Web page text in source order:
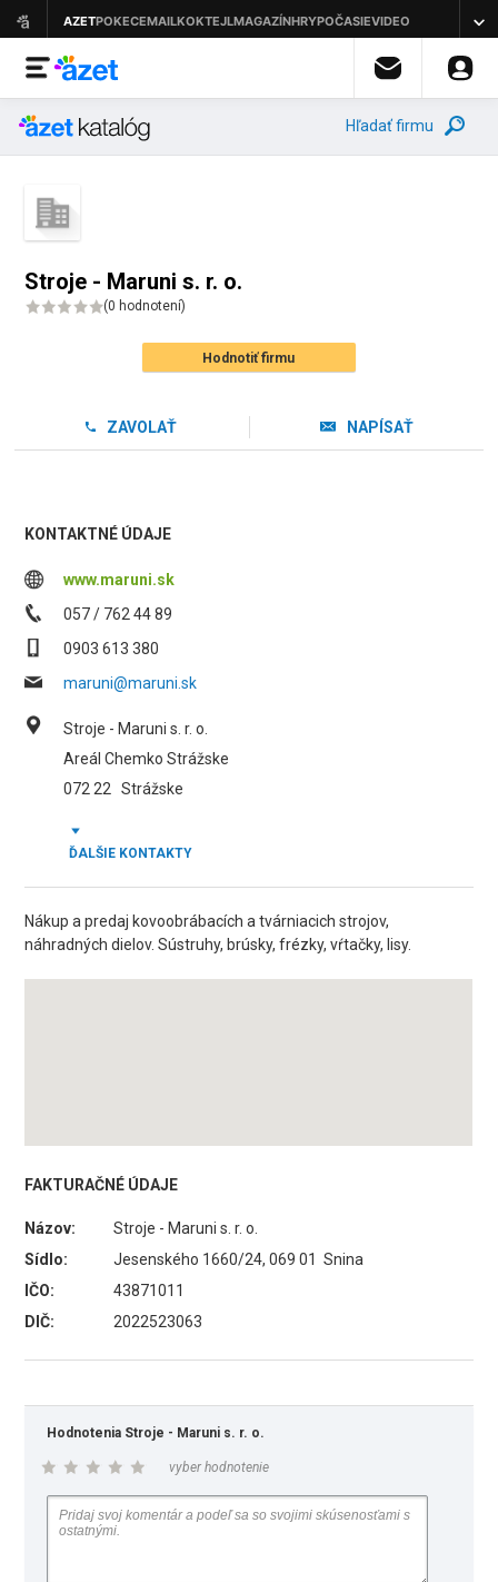
Hľadať firmu
Stroje - Maruni s. r. o.
(0 hodnotení)
Hodnotiť firmu
ZAVOLAŤ NAPÍSAŤ
KONTAKTNÉ ÚDAJE
www.maruni.sk
057 / 762 44 89
0903 613 380
maruni@maruni.sk
Stroje - Maruni s. r. o.
Areál Chemko Strážske
072 22
Strážske
ĎALŠIE KONTAKTY
Nákup a predaj kovoobrábacích a tvárniacich strojov,
náhradných dielov. Sústruhy, brúsky, frézky, vŕtačky, lisy.
FAKTURAČNÉ ÚDAJE
Názov:
Stroje - Maruni s. r. o.
Sídlo:
Jesenského 1660/24, 069 01 Snina
IČO:
43871011
DIČ:
2022523063
Hodnotenia Stroje - Maruni s. r. o.
vyber hodnotenie